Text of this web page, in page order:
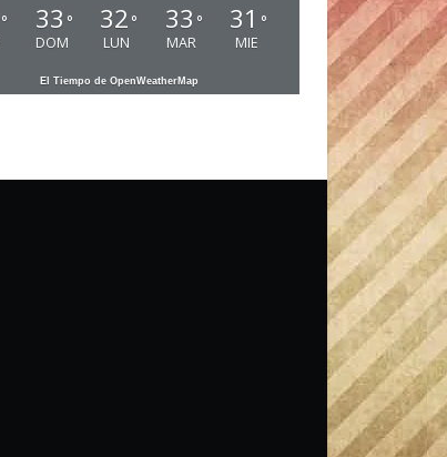
° 33 °
DOM
32 °
LUN
33 °
MAR
31 °
MIE
El Tiempo de OpenWeatherMap